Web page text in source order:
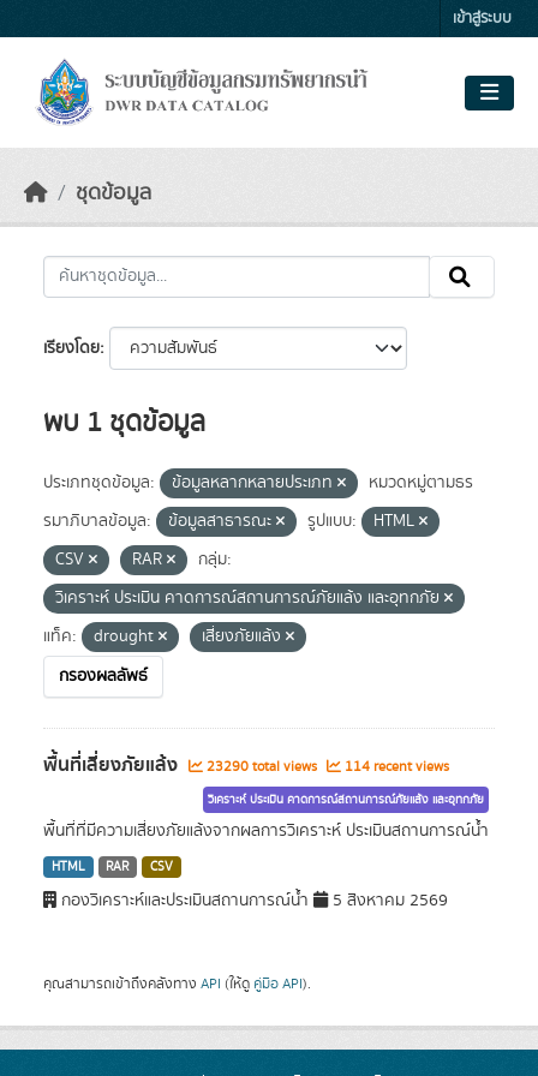
เข้าสู่ระบบ
ชุดข้อมูล
เรียงโดย
พบ 1 ชุดข้อมูล
ประเภทชุดข้อมูล: ข้อมูลหลากหลายประเภท
หมวดหมู่ตามธร
รมาภิบาลข้อมูล:
ข้อมูลสาธารณะ รูปแบบ:
HTML
CSV
RAR
กลุ่ม:
วิเคราะห์ ประเมิน คาดการณ์สถานการณ์ภัยแล้ง และอุทกภัย
แท็ค:
drought
เสี่ยงภัยแล้ง
กรองผลลัพธ์
พื้นที่เสี่ยงภัยแล้ง 23290 total views 114 recent views
วิเคราะห์ ประเมิน คาดการณ์สถานการณ์ภัยแล้ง และอุทกภัย
พื้นที่ที่มีความเสี่ยงภัยแล้งจากผลการวิเคราะห์ ประเมินสถานการณ์น้ำ
HTML RAR CSV
กองวิเคราะห์และประเมินสถานการณ์น้ำ 5 สิงหาคม 2569
คุณสามารถเข้าถึงคลังทาง API (ให้ดู คู่มือ API).